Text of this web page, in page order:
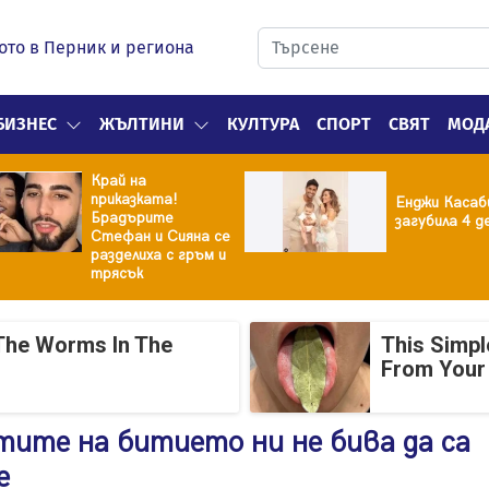
в Перник и региона
ЖЪЛТИНИ КУЛТУРА СПОРТ СВЯТ
Край на
приказката!
Брадърите
Стефан и Сияна се
разделиха с гръм и
трясък
Енджи
загубила 4
Worms In The
This
From
на битието ни не бива да са